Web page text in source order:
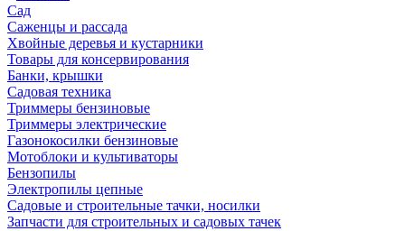
Сад
Саженцы и рассада
Хвойные деревья и кустарники
Товары для консервирования
Банки, крышки
Садовая техника
Триммеры бензиновые
Триммеры электрические
Газонокосилки бензиновые
Мотоблоки и культиваторы
Бензопилы
Электропилы цепные
Садовые и строительные тачки, носилки
Запчасти для строительных и садовых тачек